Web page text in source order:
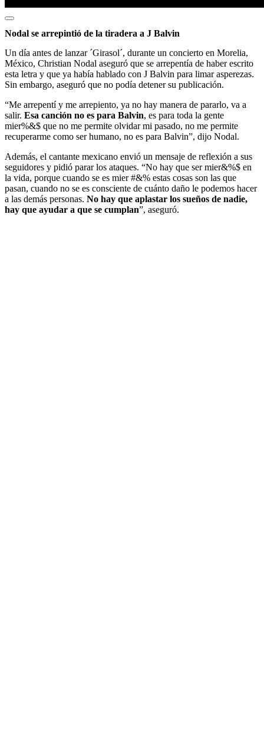
Nodal se arrepintió de la tiradera a J Balvin
Un día antes de lanzar ´Girasol´, durante un concierto en Morelia,
México, Christian Nodal aseguró que se arrepentía de haber escrito
esta letra y que ya había hablado con J Balvin para limar asperezas.
Sin embargo, aseguró que no podía detener su publicación.
“Me arrepentí y me arrepiento, ya no hay manera de pararlo, va a
salir. Esa canción no es para Balvin, es para toda la gente
mier%&$ que no me permite olvidar mi pasado, no me permite
recuperarme como ser humano, no es para Balvin”, dijo Nodal.
Además, el cantante mexicano envió un mensaje de reflexión a sus
seguidores y pidió parar los ataques. “No hay que ser mier&%$ en
la vida, porque cuando se es mier #&% estas cosas son las que
pasan, cuando no se es consciente de cuánto daño le podemos hacer
a las demás personas. No hay que aplastar los sueños de nadie,
hay que ayudar a que se cumplan”, aseguró.